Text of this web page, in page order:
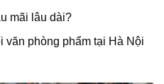
mãi lâu dài?
văn phòng phẩm tại Hà Nội